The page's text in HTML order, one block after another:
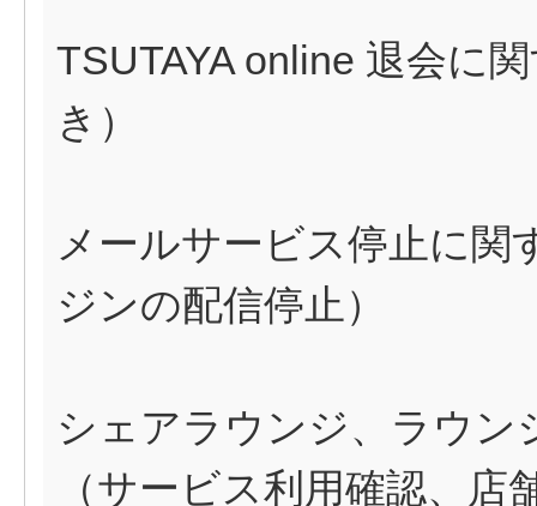
TSUTAYA online 退会に
き）
メールサービス停止に関
ジンの配信停止）
シェアラウンジ、ラウ
（サービス利用確認、